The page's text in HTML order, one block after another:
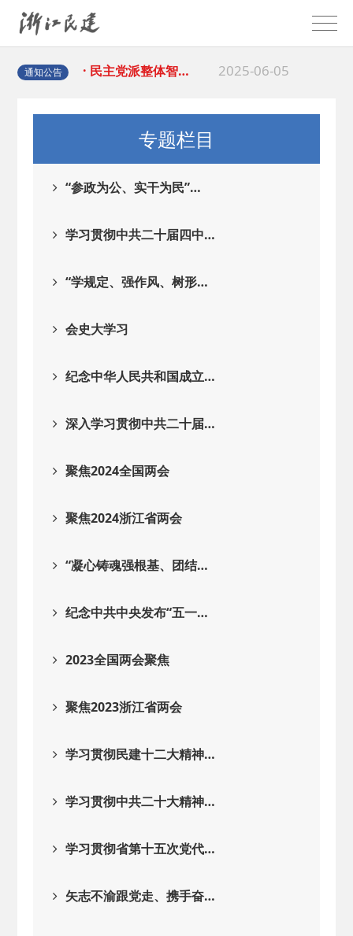
通知公告
· 民主党派整体智…
· 民建省委会民主… 2025-04-10
· 中国民主建国会… 2025-02-24
· 中国民主建国会… 2024-08-28
专题栏目
“参政为公、实干为民”…
学习贯彻中共二十届四中…
“学规定、强作风、树形…
会史大学习
纪念中华人民共和国成立…
深入学习贯彻中共二十届…
聚焦2024全国两会
聚焦2024浙江省两会
“凝心铸魂强根基、团结…
纪念中共中央发布“五一…
2023全国两会聚焦
聚焦2023浙江省两会
学习贯彻民建十二大精神…
学习贯彻中共二十大精神…
学习贯彻省第十五次党代…
矢志不渝跟党走、携手奋…